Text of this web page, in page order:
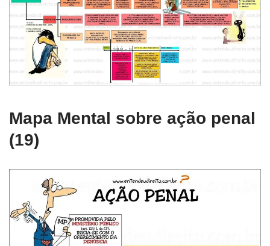
Mapa Mental sobre ação penal
(19)